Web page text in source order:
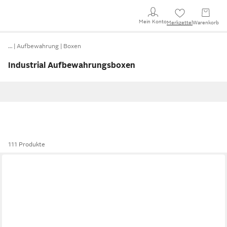
Mein KontoMerkzettel Warenkorb
… Aufbewahrung Boxen
Industrial Aufbewahrungsboxen
111 Produkte